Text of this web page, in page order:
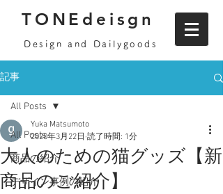
TONEdeisgn
Design and Dailygoods
記事
All Posts
商品の紹介
デザイン事例の紹介
All Posts
大人のための猫グッズ【新
商品のご紹介】
Yuka Matsumoto
2020年3月22日 読了時間: 1分